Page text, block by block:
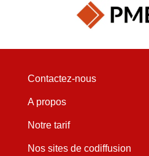
Contactez-nous
A propos
Notre tarif
Nos sites de codiffusion